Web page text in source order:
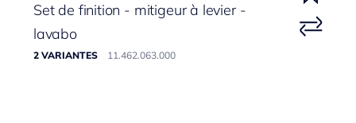
Set de finition - mitigeur à levier -
lavabo
2 VARIANTES 11.462.063.000